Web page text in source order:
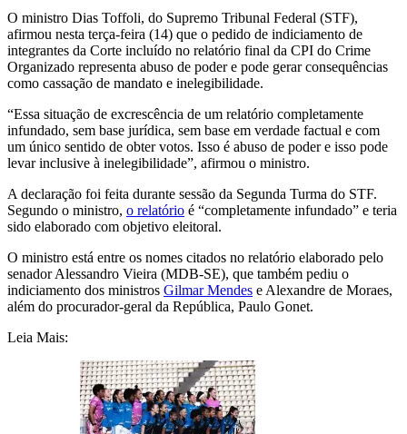
O ministro Dias Toffoli, do Supremo Tribunal Federal (STF),
afirmou nesta terça-feira (14) que o pedido de indiciamento de
integrantes da Corte incluído no relatório final da CPI do Crime
Organizado representa abuso de poder e pode gerar consequências
como cassação de mandato e inelegibilidade.
“Essa situação de excrescência de um relatório completamente
infundado, sem base jurídica, sem base em verdade factual e com
um único sentido de obter votos. Isso é abuso de poder e isso pode
levar inclusive à inelegibilidade”, afirmou o ministro.
A declaração foi feita durante sessão da Segunda Turma do STF.
Segundo o ministro, o relatório é “completamente infundado” e teria
sido elaborado com objetivo eleitoral.
O ministro está entre os nomes citados no relatório elaborado pelo
senador Alessandro Vieira (MDB-SE), que também pediu o
indiciamento dos ministros Gilmar Mendes e Alexandre de Moraes,
além do procurador-geral da República, Paulo Gonet.
Leia Mais: